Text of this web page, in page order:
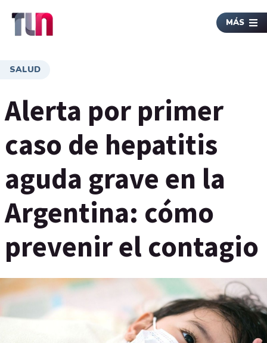
MÁS
SALUD
Alerta por primer
caso de hepatitis
aguda grave en la
Argentina: cómo
prevenir el contagio